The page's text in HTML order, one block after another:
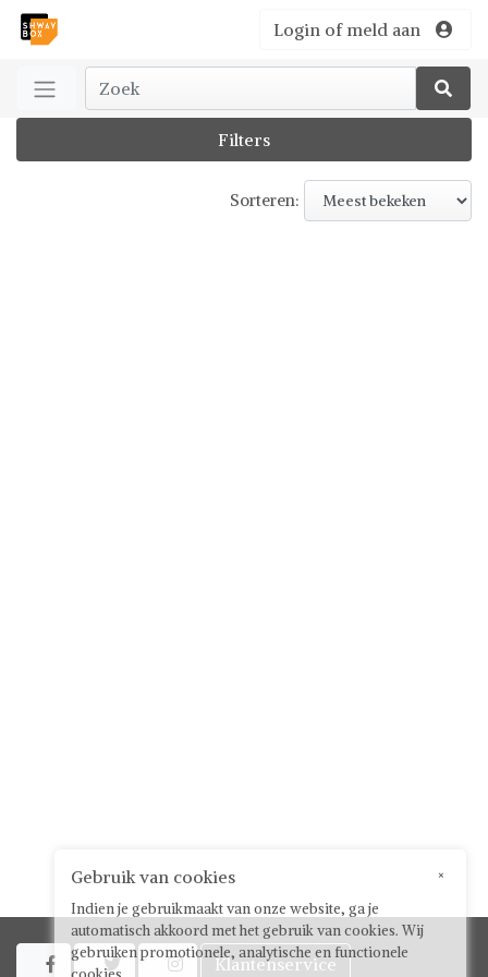
Login of meld aan
Filters
Sorteren:
   Klantenservice
×
Gebruik van cookies
Indien je gebruikmaakt van onze website, ga je
automatisch akkoord met het gebruik van cookies. Wij
gebruiken promotionele, analytische en functionele